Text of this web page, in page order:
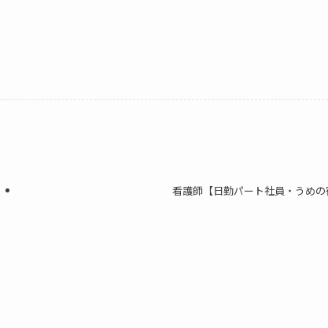
看護師【日勤パート社員・うめ